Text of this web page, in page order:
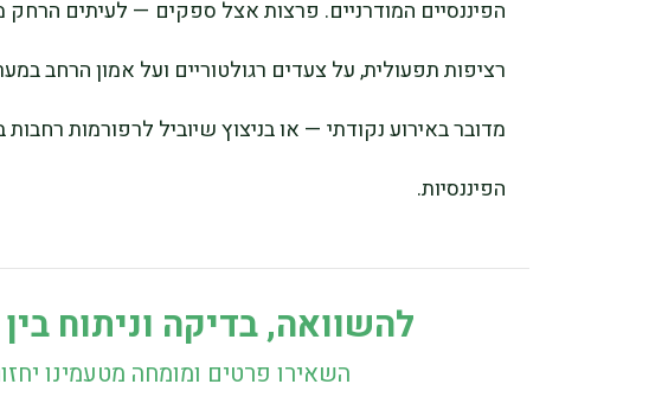
הפיננסיים המודרניים. פרצות אצל ספקים — לעיתים הרחק
רציפות תפעולית, על צעדים רגולטוריים ועל אמון הרחב
מדובר באירוע נקודתי — או בניצוץ שיוביל לרפורמות
הפיננסיות.
להשוואה, בדיקה וניתוח
השאירו פרטים ומומחה מטעמינו